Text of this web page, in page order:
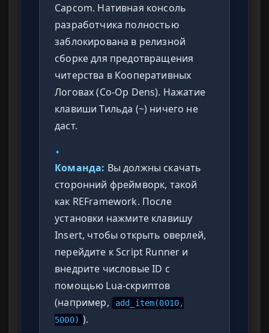
Capcom. Нативная консоль
разработчика полностью
заблокирована в релизной
сборке для предотвращения
читерства в Кооперативных
Логовах (Co-Op Dens). Нажатие
клавиши Тильда (~) ничего не
даст.
✦
Команда: Вы должны скачать
сторонний фреймворк, такой
как REFramework. После
установки нажмите клавишу
Insert, чтобы открыть оверлей,
перейдите к Script Runner и
внедрите числовые ID с
помощью Lua-скриптов
(например,
add_item(0010,
5000) ).